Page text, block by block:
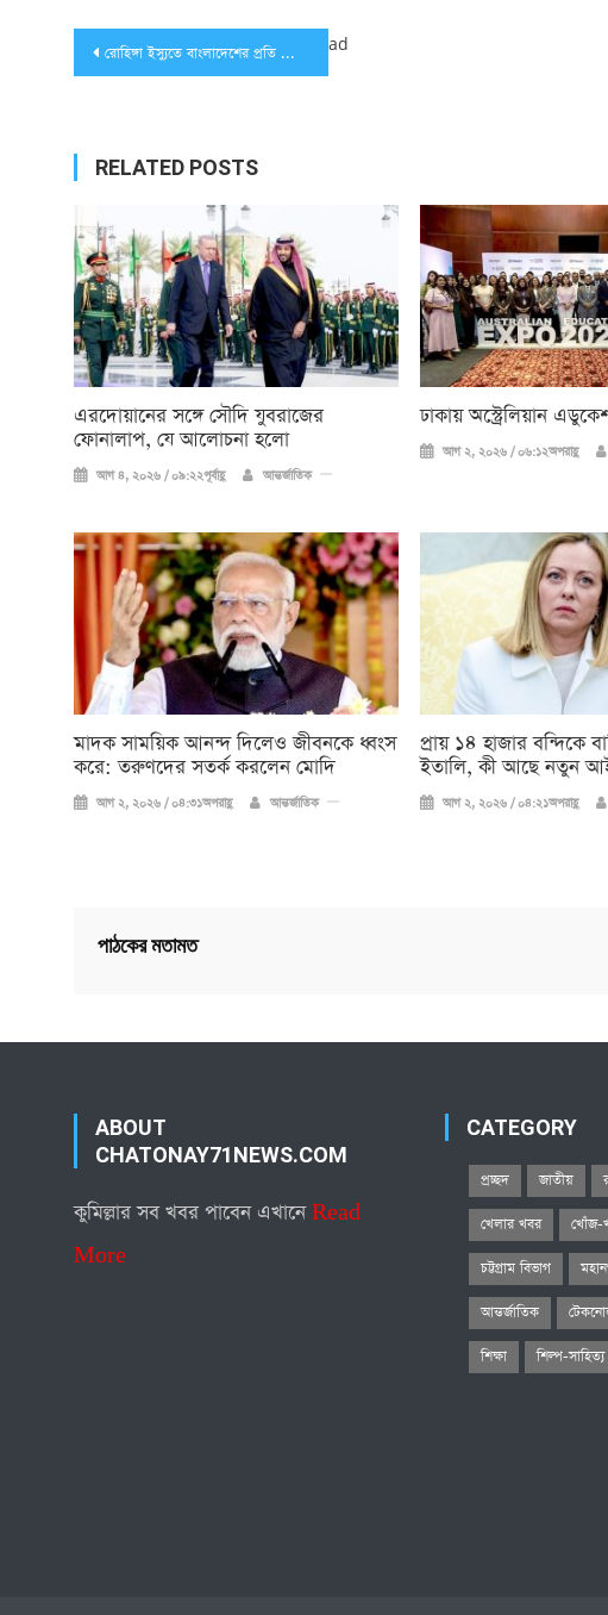
Post
রোহিঙ্গা ইস্যুতে বাংলাদেশের প্রতি ফ্রান্সের সমর্থন অব্যাহত থাকবে ad
RELATED POSTS
এরদোয়ানের সঙ্গে সৌদি যুবরাজের
ফোনালাপ, যে আলোচনা হলো
আগ ৪, ২০২৬ / ০৯:২২পূর্বাহ্ণ আন্তর্জাতিক
ঢাকায় অস্ট্রেলিয়ান
আগ ২, ২০২৬ / ০৬:১২অপরাহ্ণ
মাদক সাময়িক আনন্দ দিলেও জীবনকে ধ্বংস
করে: তরুণদের সতর্ক করলেন মোদি
আগ ২, ২০২৬ / ০৪:৩১অপরাহ্ণ আন্তর্জাতিক
প্রায় ১৪ হাজার বন্দিকে
ইতালি, কী আছে নতুন
আগ ২, ২০২৬ / ০৪:২১অপরাহ্ণ
পাঠকের মতামত
ABOUT
CHATONAY71NEWS.COM
কুমিল্লার সব খবর পাবেন এখানেRead
More
CATEGORY
প্রচ্ছদ জাতীয়
খেলার খবর খোঁজ-
চট্টগ্রাম বিভাগ
আন্তর্জাতিক
শিক্ষা শিল্প-সাহিত্য